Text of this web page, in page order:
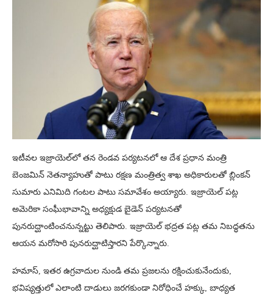
ఇటీవల ఇజ్రాయెల్‌లో తన రెండవ పర్యటనలో ఆ దేశ ప్రధాన మంత్రి
బెంజమిన్ నెతన్యాహుతో పాటు రక్షణ మంత్రిత్వ శాఖ అధికారులతో బ్లింకన్
సుమారు ఎనిమిది గంటల పాటు సమావేశం అయ్యారు. ఇజ్రాయెల్ పట్ల
అమెరికా సంఘీభావాన్ని అధ్యక్షుడ బైడెన్ పర్యటనతో
పునరుద్ఘాంటించనున్నట్టు తెలిపారు. ఇజ్రాయెల్ భద్రత పట్ల తమ నిబద్ధతను
ఆయన మరోసారి పునరుద్ఘాటిస్తారని పేర్కొన్నారు.
హమాస్, ఇతర ఉగ్రవాదుల నుండి తమ ప్రజలను రక్షించుకునేందుకు,
భవిష్యత్తులో ఎలాంటి దాడులు జరగకుండా నిరోధించే హక్కు, బాధ్యత